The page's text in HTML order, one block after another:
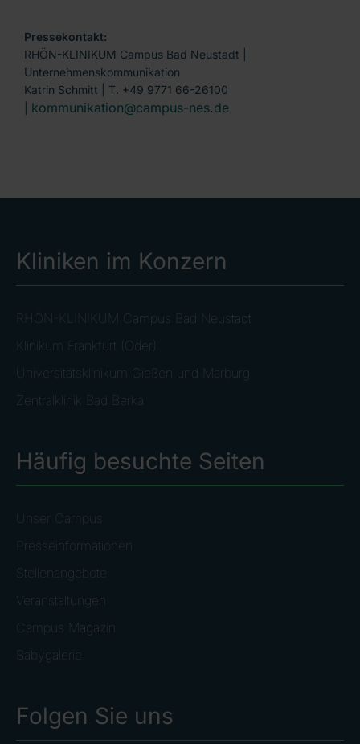
Pressekontakt:
RHÖN-KLINIKUM Campus Bad Neustadt |
Unternehmenskommunikation
Katrin Schmitt | T. +49 9771 66-26100
kommunikation@campus-nes.de
Kliniken im Konzern
RHÖN-KLINIKUM Campus Bad Neustadt
Klinikum Frankfurt (Oder)
Universitätsklinikum Gießen und Marburg
Zentralklinik Bad Berka
Häufig besuchte Seiten
Unser Campus
Presseinformationen
Stellenangebote
Veranstaltungen
Campus Magazin
Babygalerie
Folgen Sie uns